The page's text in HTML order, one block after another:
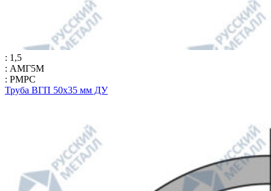
: 1,5
: АМГ5М
: РМРС
Труба ВГП 50х35 мм ДУ